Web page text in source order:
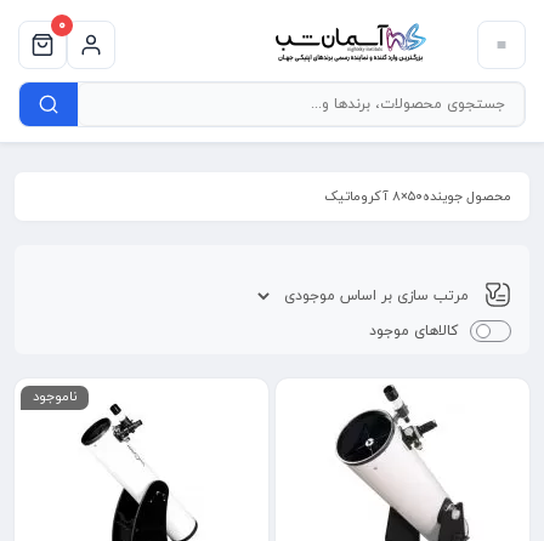
0
محصول جوینده۵۰×۸ آکروماتیک
کالاهای موجود
ناموجود